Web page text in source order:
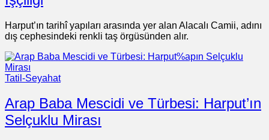
Harput’ın tarihî yapıları arasında yer alan Alacalı Camii, adını
dış cephesindeki renkli taş örgüsünden alır.
Tatil-Seyahat
Arap Baba Mescidi ve Türbesi: Harput’ın
Selçuklu Mirası